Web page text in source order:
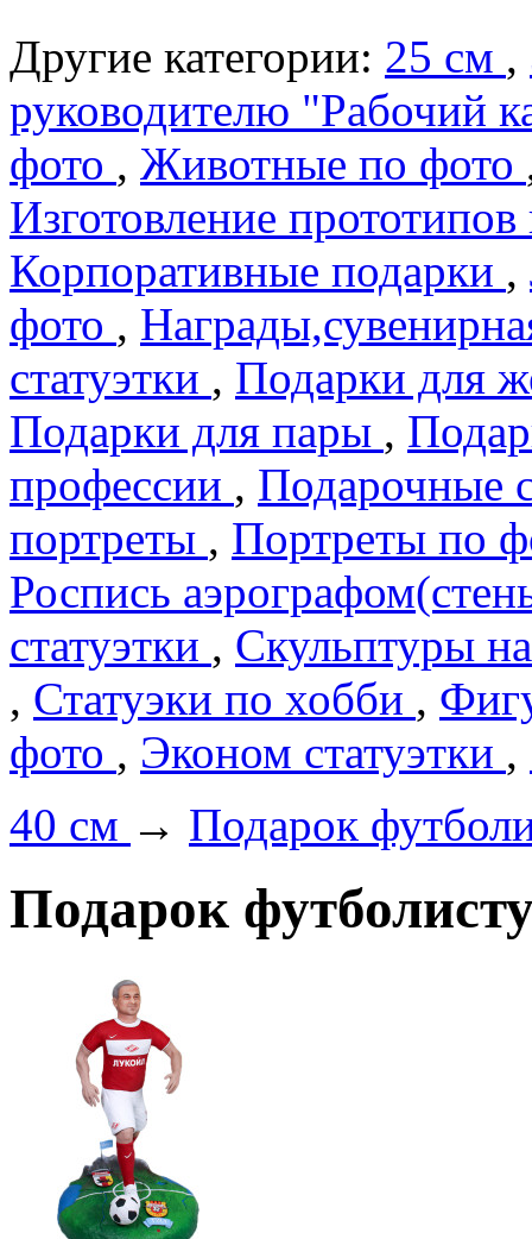
Другие категории: 25 см ,
руководителю "Рабочий
фото , Животные по фото
Изготовление
Корпоративные подарки ,
фото ,
статуэтки , Подарки для
Подарки для пары ,
профеcсии , Подарочные
портреты , Портреты по
Роспись
статуэтки , Скульптуры
, Статуэки по хобби ,
фото , Эконом статуэтки ,
40 см → Подарок
Подарок